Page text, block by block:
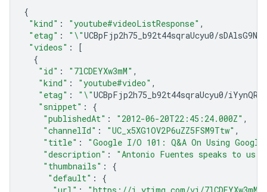
{
"kind" : "youtube#videoListResponse" ,
"etag" : "\"UCBpFjp2h75_b92t44sqraUcyu0/
"videos" :
[
{
"id" : "7lCDEYXw3mM" ,
"kind" : "youtube#video" ,
"etag" : "\"UCBpFjp2h75_b92t44sqraUcyu0/
"snippet" :
{
"publishedAt" : "2012-06-20T22:45:24.000Z" ,
"channelId" : "UC_x5XG1OV2P6uZZ5FSM9Ttw" ,
"title" :
"Google I/O 101: Q&A On Using
"description" :
"Antonio Fuentes speaks to us
"thumbnails" :
{
"default" :
{